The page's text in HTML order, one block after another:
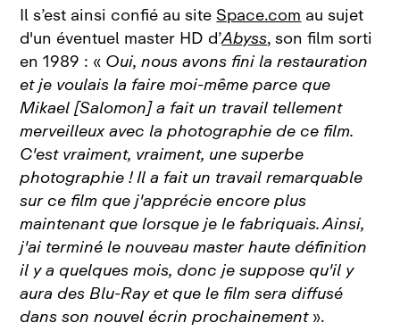
Il s’est ainsi confié au siteSpace.comau sujet
d'un éventuel master HD d’Abyss,son film sorti
en 1989 : « Oui, nous avons fini la restauration
et je voulais la faire moi‑même parce que
Mikael [Salomon] a fait un travail tellement
merveilleux avec la photographie de ce film.
C'est vraiment, vraiment, une superbe
photographie ! Il a fait un travail remarquable
sur ce film que j'apprécie encore plus
maintenant que lorsque je le fabriquais. Ainsi,
j'ai terminé le nouveau master haute définition
il y a quelques mois, donc je suppose qu'il y
aura des Blu‑Ray et que le film sera diffusé
dans son nouvel écrin prochainement».